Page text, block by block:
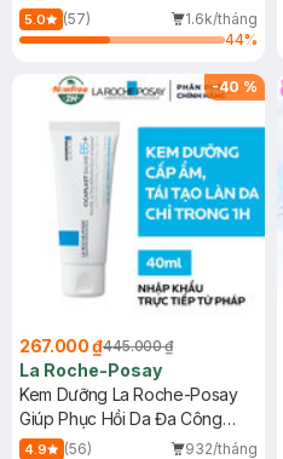
Dầu 500ml
5.0 (57)
1.6k/tháng
44%
-40 %
267.000 ₫445.000 ₫
La Roche-Posay
Kem Dưỡng La Roche-Posay
Giúp Phục Hồi Da Đa Công
Dụng 40ml
4.9 (56)
932/tháng